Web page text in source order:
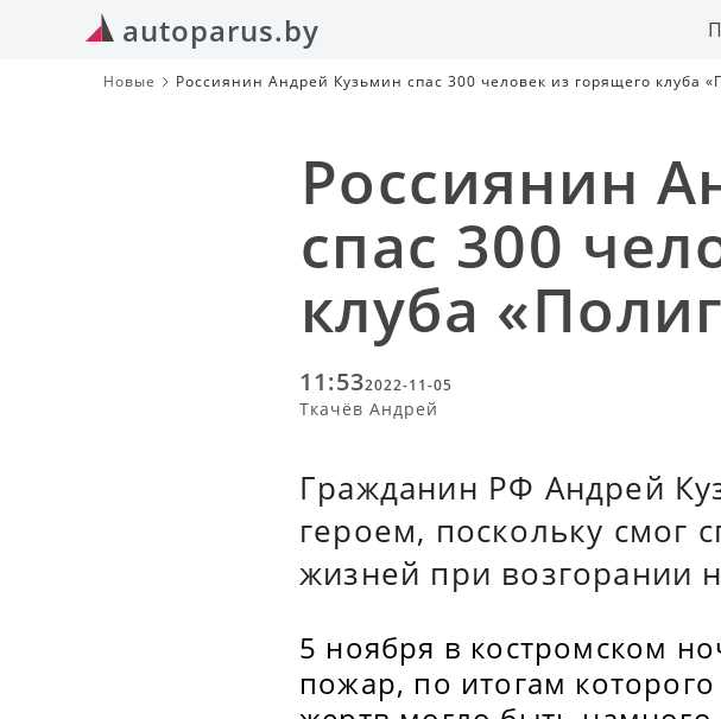
autoparus.by
Новые Россиянин Андрей Кузьмин спас 300 человек из горящего клуба
Россиянин
спас 300
клуба
11:532022-11-05
Ткачёв Андрей
Гражданин РФ Андрей
героем, поскольку смог
жизней при возгорании
5 ноября в костромском
пожар, по итогам